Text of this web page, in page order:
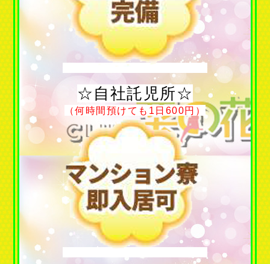
☆自社託児所☆
（何時間預けても1日600円）